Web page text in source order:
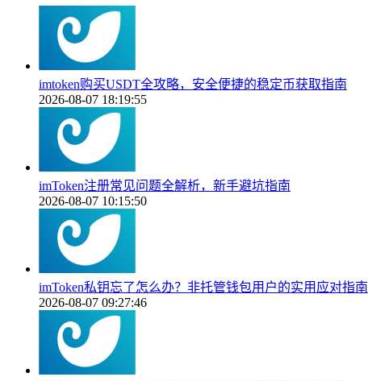
imtoken购买USDT全攻略，安全便捷的稳定币获取指南
2026-08-07 18:19:55
imToken注册常见问题全解析，新手避坑指南
2026-08-07 10:15:50
imToken私钥忘了怎么办？非托管钱包用户的实用应对指南
2026-08-07 09:27:46